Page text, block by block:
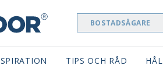
BOSTADSÄGARE
TIPS OCH RÅD